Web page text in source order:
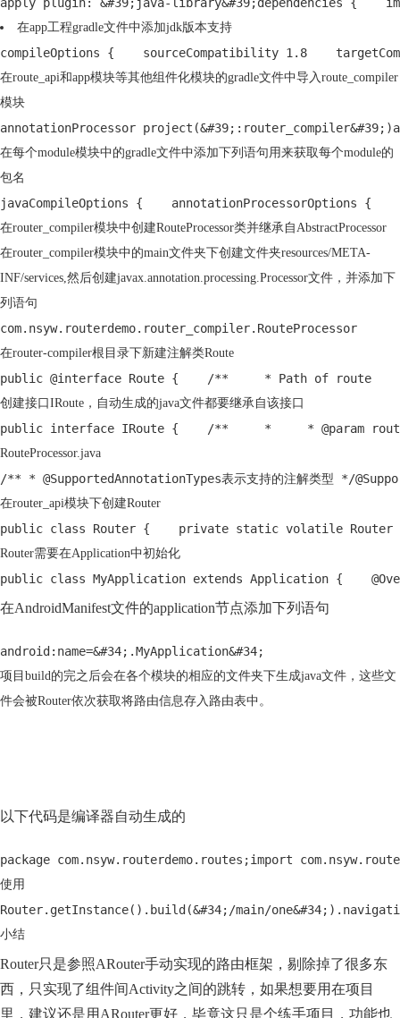
在app工程gradle文件中添加jdk版本支持
compileOptions {    sourceCompatibility 1.8
在route_api和app模块等其他组件化模块的gradle文件中导入route_compiler
模块
annotationProcessor
在每个module模块中的gradle文件中添加下列语句用来获取每个module的
包名
javaCompileOptions {    annotationProcessorOptions {
在router_compiler模块中创建RouteProcessor类并继承自AbstractProcessor
在router_compiler模块中的main文件夹下创建文件夹resources/META-
INF/services,然后创建javax.annotation.processing.Processor文件，并添加下
列语句
com.nsyw.routerdemo.router_compiler.RouteProcessor
在router-compiler根目录下新建注解类Route
public @interface Route {    /**     * Path of route
创建接口IRoute，自动生成的java文件都要继承自该接口
public interface IRoute {    /**     *     * @param
RouteProcessor.java
/** * @SupportedAnnotationTypes表示支持的注解
在router_api模块下创建Router
public class Router {    private static volatile Router
Router需要在Application中初始化
public class MyApplication extends Application {
在AndroidManifest文件的application节点添加下列语句
android:name=&#34;.MyApplication&#34;
项目build的完之后会在各个模块的相应的文件夹下生成java文件，这些文
件会被Router依次获取将路由信息存入路由表中。
以下代码是编译器自动生成的
package com.nsyw.routerdemo.routes;import
使用
Router.getInstance().build(&#34;/main/
小结
Router只是参照ARouter手动实现的路由框架，剔除掉了很多东
西，只实现了组件间Activity之间的跳转，如果想要用在项目
里，建议还是用ARouter更好，毕竟这只是个练手项目，功能也